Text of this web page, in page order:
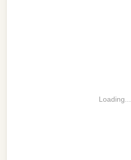
Loading...